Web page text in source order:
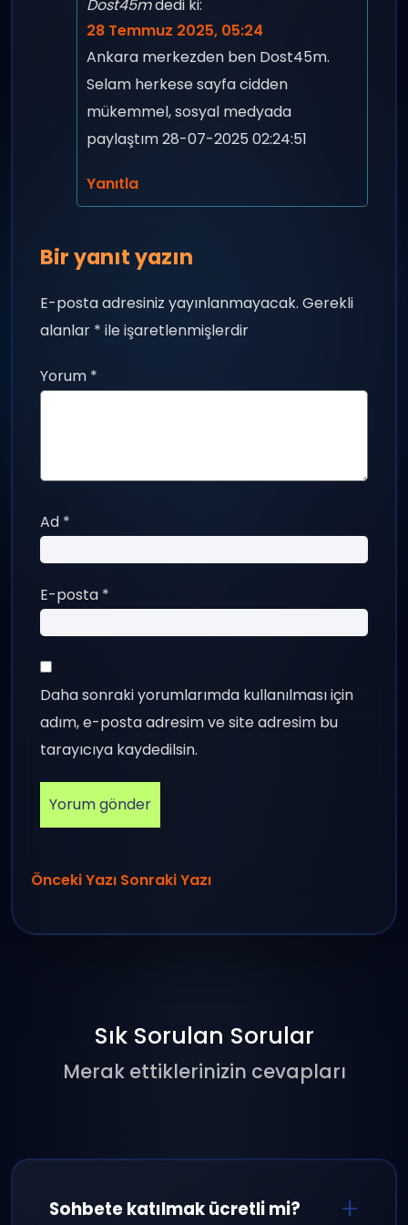
Dost45mdedi ki:
28 Temmuz 2025, 05:24
Ankara merkezden ben Dost45m.
Selam herkese sayfa cidden
mükemmel, sosyal medyada
paylaştım 28-07-2025 02:24:51
Yanıtla
Bir yanıt yazın
E-posta adresiniz yayınlanmayacak. Gerekli
alanlar * ile işaretlenmişlerdir
Yorum *
Ad *
E-posta *
Daha sonraki yorumlarımda kullanılması için
adım, e-posta adresim ve site adresim bu
tarayıcıya kaydedilsin.
Önceki Yazı Sonraki Yazı
Sık Sorulan Sorular
Merak ettiklerinizin cevapları
Sohbete katılmak ücretli mi?